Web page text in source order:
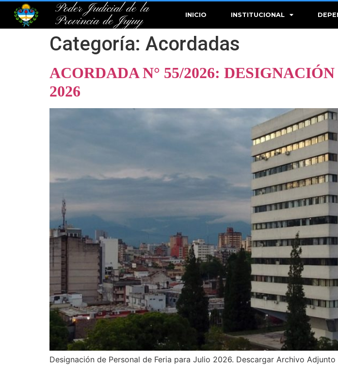
Poder Judicial de la
Provincia de Jujuy
INICIO INSTITUCIONAL
Categoría: Acordadas
ACORDADA N° 55/2026:
2026
Designación de Personal de Feria para Julio 2026. Descargar Archivo Adjunto